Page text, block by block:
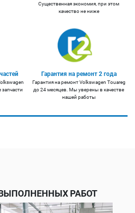
Существенная экономия, при этом
качество не ниже
Гарантия на ремонт 2 года
Гарантия на ремонт Volkswagen Touareg
до 24 месяцев. Мы уверены в качестве
нашей работы
РАБОТ